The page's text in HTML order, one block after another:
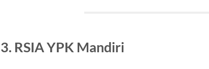
3. RSIA YPK Mandiri